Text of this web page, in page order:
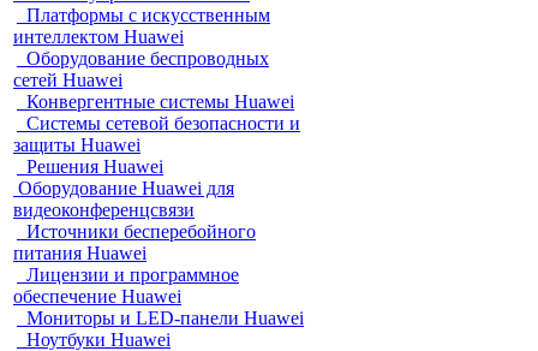
Платформы с искусственным
интеллектом Huawei
Оборудование беспроводных
сетей Huawei
Конвергентные системы Huawei
Системы сетевой безопасности и
защиты Huawei
Решения Huawei
Оборудование Huawei для
видеоконференцсвязи
Источники бесперебойного
питания Huawei
Лицензии и программное
обеспечение Huawei
Мониторы и LED-панели Huawei
Ноутбуки Huawei